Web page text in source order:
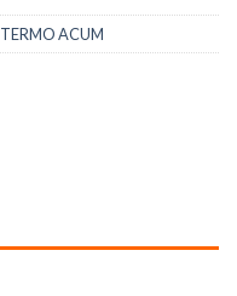
TERMO ACUM